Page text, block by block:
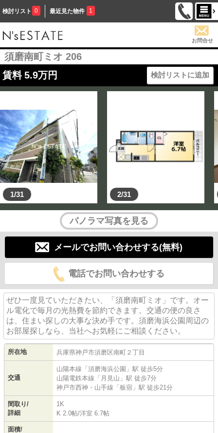
検討リスト 0 最近見た物件 1
お問合せ
須磨南町ミオ 206
賃料 5.9万円 検討リストに追加
1/31 2/31
パノラマ写真を見る
メールでお問い合わせする(無料)
電話でお問い合わせする
ぜひ一度見ていただきたい、「須磨南町ミオ」です。オー
ル電化で毎月の光熱費を節約できます。交通の便の良さ
は、住まい探しの大事な決め手です。須磨海浜公園周辺の
お部屋探しなら、当社へお気軽にご相談ください。
所在地 兵庫県神戸市須磨区南町 ２丁目
交通
山陽本線 「 須磨海浜公園 」駅 徒歩5分
山陽電鉄本線 「 月見山 」駅 徒歩7分
神戸市西神・山手線 「 板宿 」駅 徒歩21分
間取り/
詳細
1K
K 2.0帖/洋室 6.7帖
面積/